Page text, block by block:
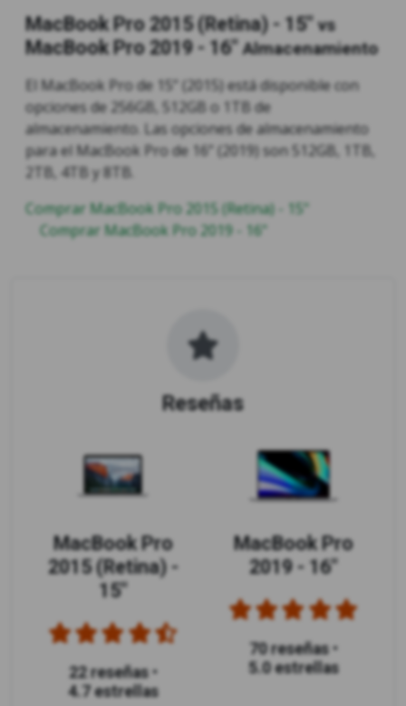
MacBook Pro 2015 (Retina) - 15" vs
MacBook Pro 2019 - 16" Almacenamiento
El MacBook Pro de 15” (2015) está disponible con
opciones de 256GB, 512GB o 1TB de
almacenamiento. Las opciones de almacenamiento
para el MacBook Pro de 16” (2019) son 512GB, 1TB,
2TB, 4TB y 8TB.
Comprar MacBook Pro 2015 (Retina) - 15"
Comprar MacBook Pro 2019 - 16"
Reseñas
MacBook Pro
2015 (Retina) -
15"
22 reseñas •
4.7 estrellas
MacBook Pro
2019 - 16"
70 reseñas •
5.0 estrellas